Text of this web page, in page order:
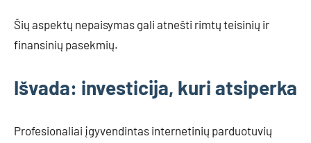
Šių aspektų nepaisymas gali atnešti rimtų teisinių ir
finansinių pasekmių.
Išvada: investicija, kuri atsiperka
Profesionaliai įgyvendintas internetinių parduotuvių